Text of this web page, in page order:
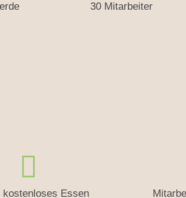
30 Mitarbeiter
kostenloses Essen